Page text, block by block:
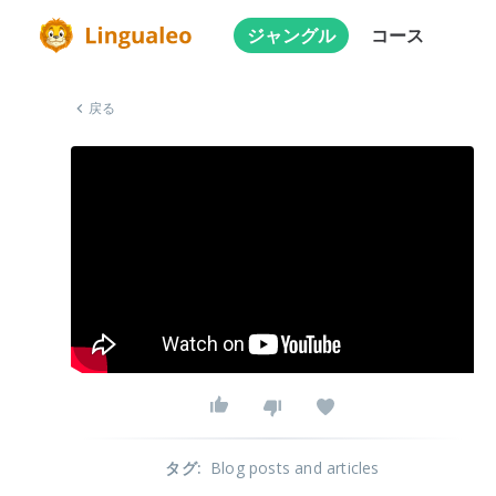
ジャングル コース
戻る
タグ: Blog posts and articles